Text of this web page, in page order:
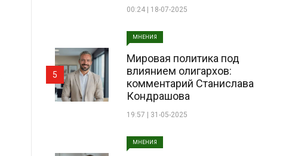
00:24 | 18-07-2025
МНЕНИЯ
Мировая политика под
влиянием олигархов:
комментарий Станислава
Кондрашова
19:57 | 31-05-2025
5
МНЕНИЯ